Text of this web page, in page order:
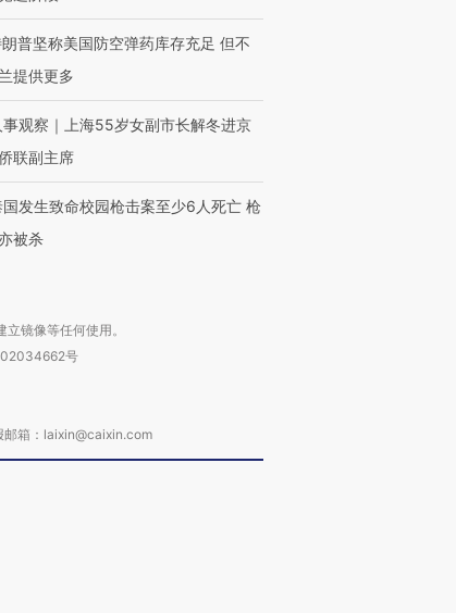
普坚称美国防空弹药库存充足 但不
提供更多
事观察｜上海55岁女副市长解冬进京
联副主席
国发生致命校园枪击案至少6人死亡 枪
被杀
镜像等任何使用。
号
箱：laixin@caixin.com